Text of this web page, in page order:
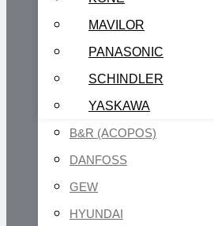
MAVILOR
PANASONIC
SCHINDLER
YASKAWA
B&R (ACOPOS)
DANFOSS
GEW
HYUNDAI